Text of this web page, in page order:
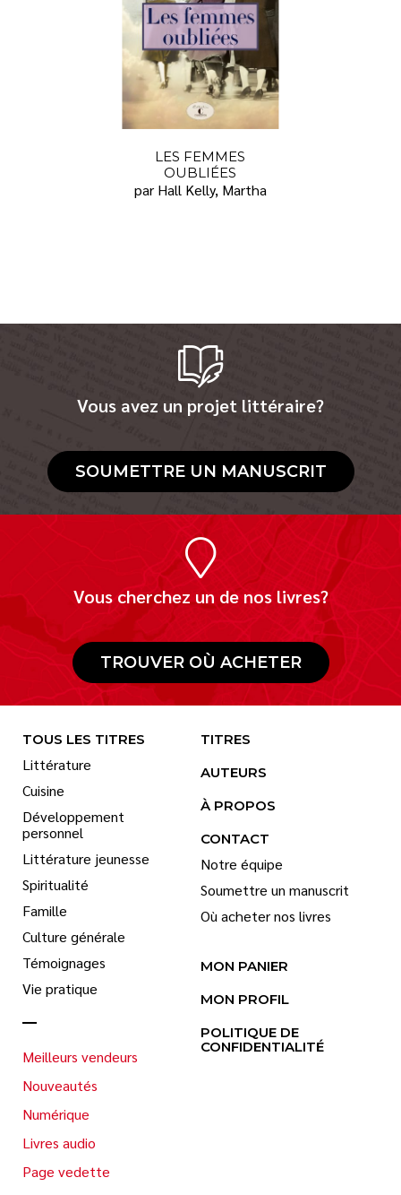
LES FEMMES
OUBLIÉES
par Hall Kelly, Martha
Vous avez un projet littéraire?
SOUMETTRE UN MANUSCRIT
Vous cherchez un de nos livres?
TROUVER OÙ ACHETER
TOUS LES TITRES
Littérature
Cuisine
Développement
personnel
Littérature jeunesse
Spiritualité
Famille
Culture générale
Témoignages
Vie pratique
Meilleurs vendeurs
Nouveautés
Numérique
Livres audio
Page vedette
TITRES
AUTEURS
À PROPOS
CONTACT
Notre équipe
Soumettre un manuscrit
Où acheter nos livres
MON PANIER
MON PROFIL
POLITIQUE DE
CONFIDENTIALITÉ